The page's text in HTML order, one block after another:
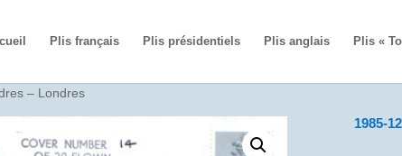
Plis français Plis présidentiels Plis anglais Plis «
– Londres
1985-